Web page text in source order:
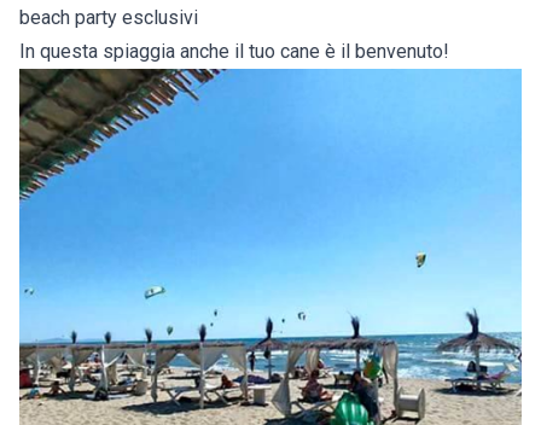
beach party esclusivi
In questa spiaggia anche il tuo cane è il benvenuto!